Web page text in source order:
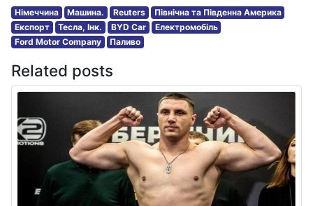
Німеччина Машина. Reuters
Північна та Південна Америка
Експорт
Тесла, Інк. BYD Car
Електромобіль
Ford Motor Company
Паливо
Related posts